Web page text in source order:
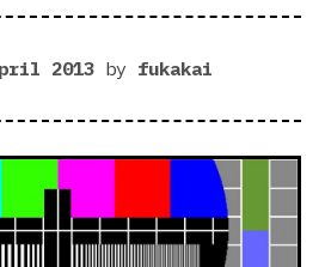
2013 by fukakai